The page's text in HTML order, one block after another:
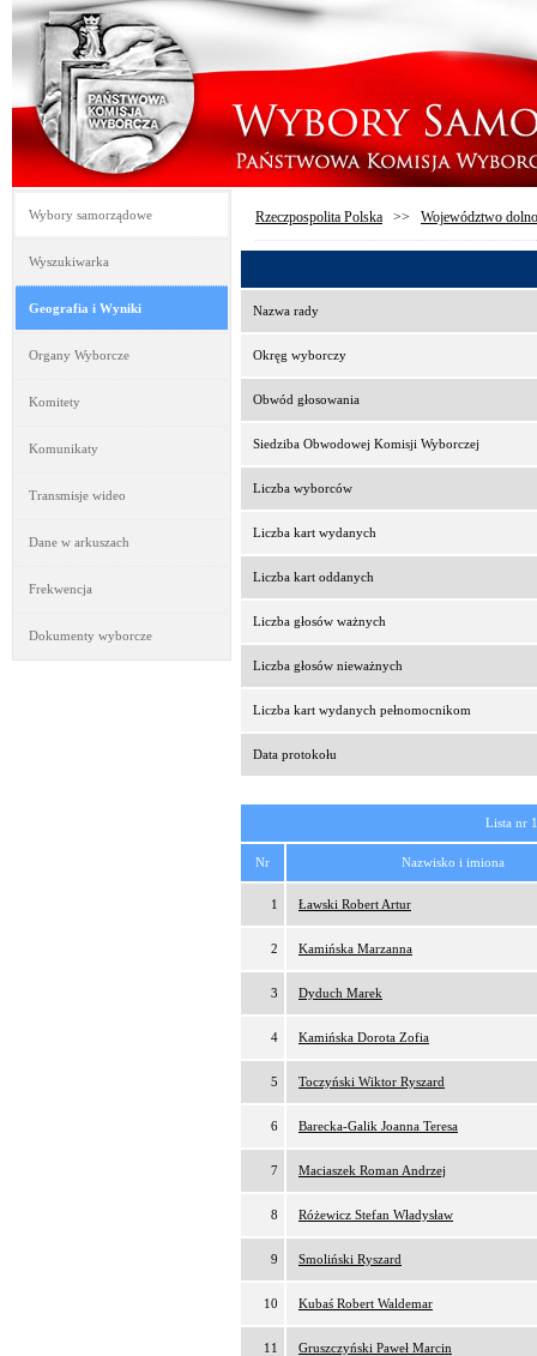
Wybory samorządowe
Wyszukiwarka
Geografia i Wyniki
Organy Wyborcze
Komitety
Komunikaty
Transmisje wideo
Dane w arkuszach
Frekwencja
Dokumenty wyborcze
Rzeczpospolita Polska >> Województwo
Nazwa rady
Okręg wyborczy
Obwód głosowania
Siedziba Obwodowej Komisji Wyborczej
Liczba wyborców
Liczba kart wydanych
Liczba kart oddanych
Liczba głosów ważnych
Liczba głosów nieważnych
Liczba kart wydanych pełnomocnikom
Data protokołu
Lista nr
Nr Nazwisko i imiona
1 Ławski Robert Artur
2 Kamińska Marzanna
3 Dyduch Marek
4 Kamińska Dorota Zofia
5 Toczyński Wiktor Ryszard
6 Barecka-Galik Joanna Teresa
7 Maciaszek Roman Andrzej
8 Różewicz Stefan Władysław
9 Smoliński Ryszard
10 Kubaś Robert Waldemar
11 Gruszczyński Paweł Marcin